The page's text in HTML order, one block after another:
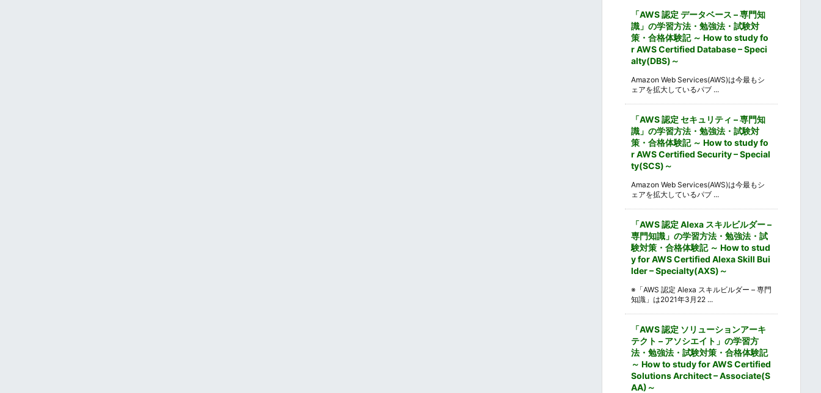
「AWS 認定 データベース – 専門知
識」の学習方法・勉強法・試験対
策・合格体験記 ～ How to study fo
r AWS Certified Database – Speci
alty(DBS)～
Amazon Web Services(AWS)は今最もシ
ェアを拡大しているパブ ...
「AWS 認定 セキュリティ – 専門知
識」の学習方法・勉強法・試験対
策・合格体験記 ～ How to study fo
r AWS Certified Security – Special
ty(SCS)～
Amazon Web Services(AWS)は今最もシ
ェアを拡大しているパブ ...
「AWS 認定 Alexa スキルビルダー –
専門知識」の学習方法・勉強法・試
験対策・合格体験記 ～ How to stud
y for AWS Certified Alexa Skill Bui
lder – Specialty(AXS)～
※「AWS 認定 Alexa スキルビルダー – 専門
知識」は2021年3月22 ...
「AWS 認定 ソリューションアーキ
テクト – アソシエイト」の学習方
法・勉強法・試験対策・合格体験記
～ How to study for AWS Certified
Solutions Architect – Associate(S
AA)～